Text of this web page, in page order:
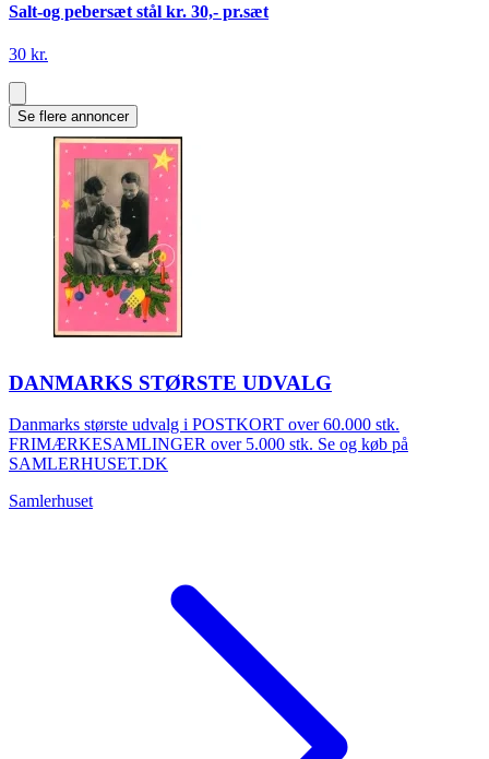
Salt-og pebersæt stål kr. 30,- pr.sæt
30 kr.
Se flere annoncer
DANMARKS STØRSTE UDVALG
Danmarks største udvalg i POSTKORT over 60.000 stk.
FRIMÆRKESAMLINGER over 5.000 stk. Se og køb på
SAMLERHUSET.DK
Samlerhuset